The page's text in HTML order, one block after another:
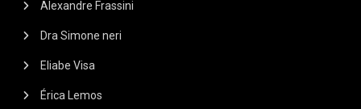
Alexandre Frassini
Dra Simone neri
Eliabe Visa
Érica Lemos